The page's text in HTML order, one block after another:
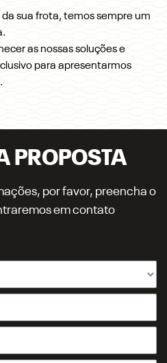
sua frota, temos sempre um
as nossas soluções e
para apresentarmos
PROPOSTA
por favor, preencha o
em contato